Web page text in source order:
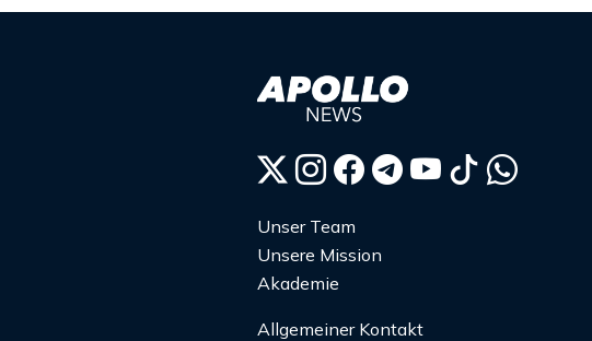
Unser Team
Unsere Mission
Akademie
Allgemeiner Kontakt